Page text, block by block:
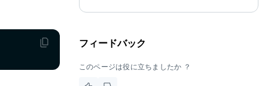
フィードバック
このページは役に立ちましたか ？